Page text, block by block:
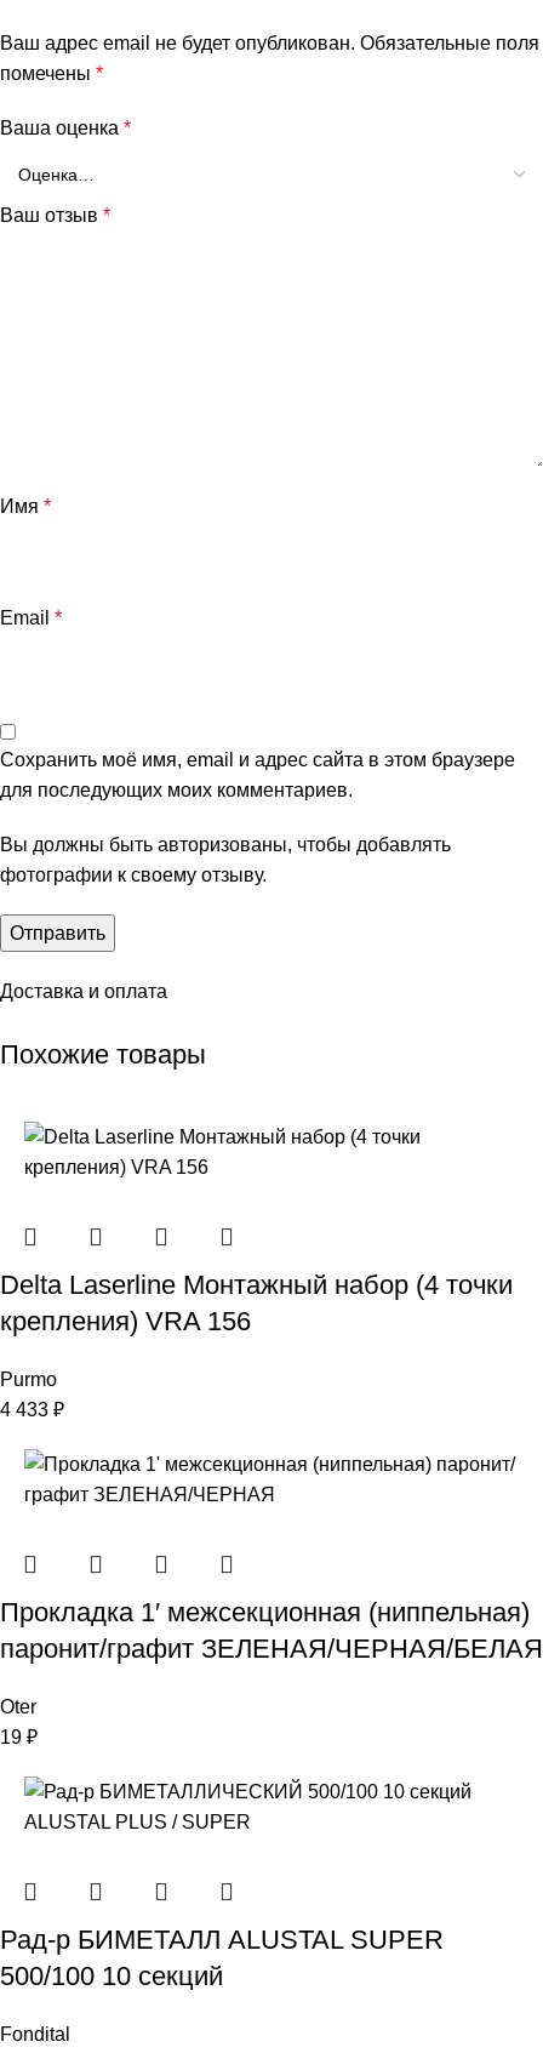
Ваш адрес email не будет опубликован. Обязательные поля
помечены *
Ваша оценка *
Ваш отзыв *
Имя *
Email *
Сохранить моё имя, email и адрес сайта в этом браузере
для последующих моих комментариев.
Вы должны быть авторизованы, чтобы добавлять
фотографии к своему отзыву.
Доставка и оплата
Похожие товары
Delta Laserline Монтажный набор (4 точки
крепления) VRA 156
Purmo
4 433 ₽
Прокладка 1′ межсекционная (ниппельная)
паронит/графит ЗЕЛЕНАЯ/ЧЕРНАЯ/БЕЛАЯ
Oter
19 ₽
Рад-р БИМЕТАЛЛ ALUSTAL SUPER
500/100 10 секций
Fondital